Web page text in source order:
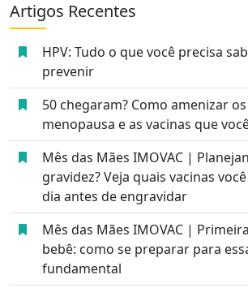
Artigos Recentes
HPV: Tudo o que você precisa
prevenir
50 chegaram? Como amenizar
menopausa e as vacinas que
Mês das Mães IMOVAC |
gravidez? Veja quais vacinas
dia antes de engravidar
Mês das Mães IMOVAC |
bebê: como se preparar para
fundamental